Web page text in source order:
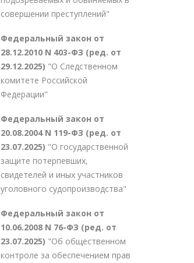
совершении преступлений"
Федеральный закон от
28.12.2010 N 403-ФЗ (ред. от
29.12.2025) "О Следственном
комитете Российской
Федерации"
Федеральный закон от
20.08.2004 N 119-ФЗ (ред. от
23.07.2025) "О государственной
защите потерпевших,
свидетелей и иных участников
уголовного судопроизводства"
Федеральный закон от
10.06.2008 N 76-ФЗ (ред. от
23.07.2025) "Об общественном
контроле за обеспечением прав